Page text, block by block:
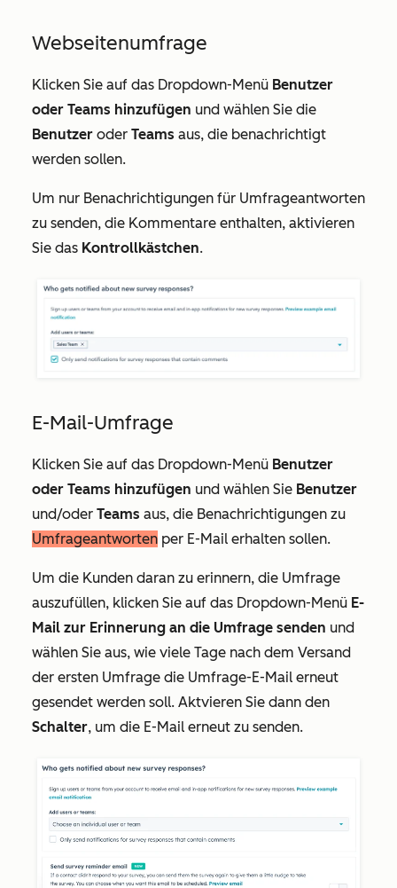
Webseitenumfrage
Klicken Sie auf das Dropdown-Menü Benutzer
oder Teams hinzufügen und wählen Sie die
Benutzer oder Teams aus, die benachrichtigt
werden sollen.
Um nur Benachrichtigungen für Umfrageantworten
zu senden, die Kommentare enthalten, aktivieren
Sie das Kontrollkästchen.
E-Mail-Umfrage
Klicken Sie auf das Dropdown-Menü Benutzer
oder Teams hinzufügen und wählen Sie Benutzer
und/oder Teams aus, die Benachrichtigungen zu
Umfrageantworten per E-Mail erhalten sollen.
Um die Kunden daran zu erinnern, die Umfrage
auszufüllen, klicken Sie auf das Dropdown-Menü E-
Mail zur Erinnerung an die Umfrage senden und
wählen Sie aus, wie viele Tage nach dem Versand
der ersten Umfrage die Umfrage-E-Mail erneut
gesendet werden soll. Aktvieren Sie dann den
Schalter, um die E-Mail erneut zu senden.